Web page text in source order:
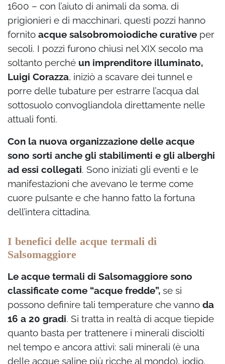
1600 – con l’aiuto di animali da soma, di
prigionieri e di macchinari, questi pozzi hanno
fornito acque salsobromoiodiche curative per
secoli. I pozzi furono chiusi nel XIX secolo ma
soltanto perché un imprenditore illuminato,
Luigi Corazza, iniziò a scavare dei tunnel e
porre delle tubature per estrarre l’acqua dal
sottosuolo convogliandola direttamente nelle
attuali fonti.
Con la nuova organizzazione delle acque
sono sorti anche gli stabilimenti e gli alberghi
ad essi collegati. Sono iniziati gli eventi e le
manifestazioni che avevano le terme come
cuore pulsante e che hanno fatto la fortuna
dell’intera cittadina.
I benefici delle acque termali di
Salsomaggiore
Le acque termali di Salsomaggiore sono
classificate come “acque fredde”, se si
possono definire tali temperature che vanno da
16 a 20 gradi. Si tratta in realtà di acque tiepide
quanto basta per trattenere i minerali disciolti
nel tempo e ancora attivi: sali minerali (è una
delle acque saline più ricche al mondo), iodio,